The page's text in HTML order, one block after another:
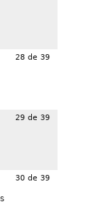
28 de 39
29 de 39
30 de 39